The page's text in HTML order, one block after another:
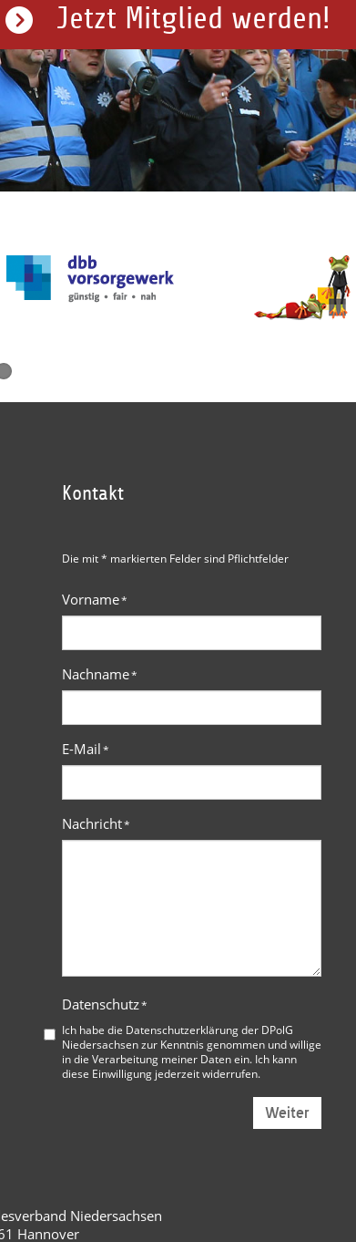
Jetzt Mitglied werden!
Kontakt
Die mit * markierten Felder sind Pflichtfelder
Vorname*
Nachname*
E-Mail*
Nachricht*
Datenschutz*
Ich habe die Datenschutzerklärung der DPolG
Niedersachsenzur Kenntnis genommen und willige
in die Verarbeitung meiner Daten ein. Ich kann
diese Einwilligung jederzeit widerrufen.
Weiter
Niedersachsen
Hannover